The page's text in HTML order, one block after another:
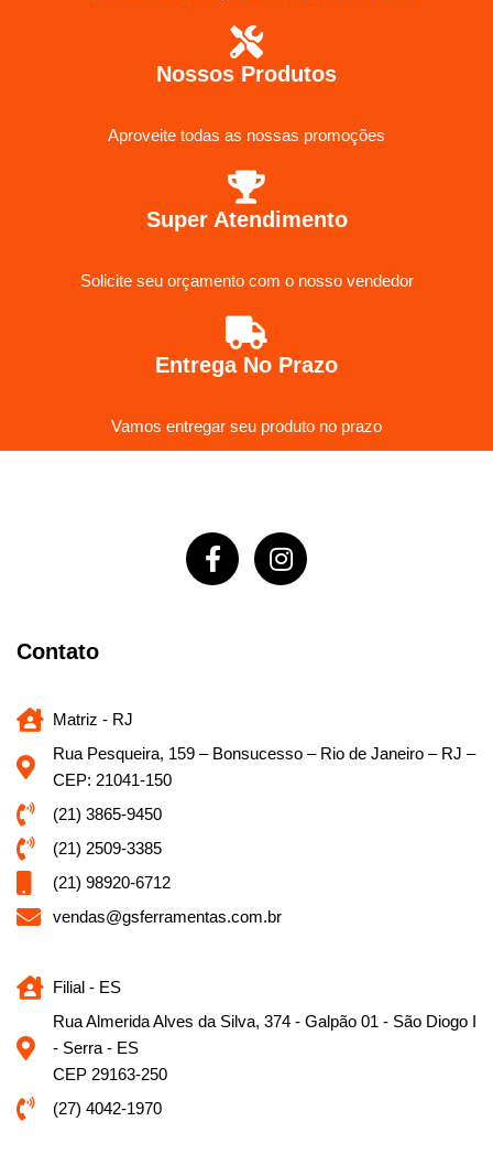
Nossos Produtos
Aproveite todas as nossas promoções
Super Atendimento
Solicite seu orçamento com o nosso vendedor
Entrega No Prazo
Vamos entregar seu produto no prazo
Contato
Matriz - RJ
Rua Pesqueira, 159 – Bonsucesso – Rio de Janeiro – RJ –
CEP: 21041-150
(21) 3865-9450
(21) 2509-3385
(21) 98920-6712
vendas@gsferramentas.com.br
Filial - ES
Rua Almerida Alves da Silva, 374 - Galpão 01 - São Diogo I
- Serra - ES
CEP 29163-250
(27) 4042-1970